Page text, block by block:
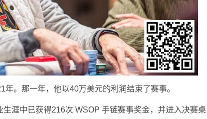
。那一年，他以40万美元的利润结束了赛事。
涯中已获得216次 WSOP 手链赛事奖金，并进入决赛桌